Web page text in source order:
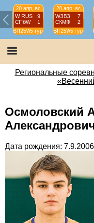
20 апр, вс
W RUS
9
СПбW
1
ВП25W5 тур
20 апр, вс
WЗВЗ
7
СКМФ
2
ВП25W5 тур
Региональные
Осмоловский
Дата рождения: 7.9.2006